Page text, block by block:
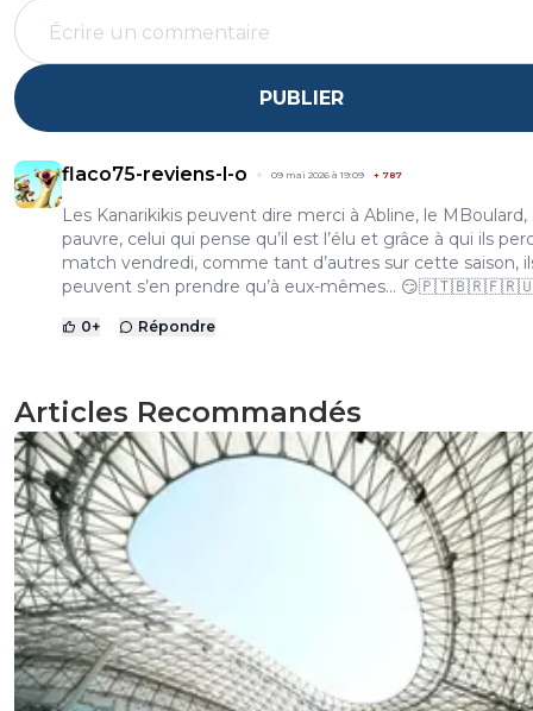
PUBLIER
flaco75-reviens-l-o 09 mai 2026 à 19:09 + 787
Les Kanarikikis peuvent dire merci à Abline, le MBoulard,
pauvre, celui qui pense qu’il est l’élu et grâce à qui ils
match vendredi, comme tant d’autres sur cette saison,
peuvent s’en prendre qu’à eux-mêmes…
0+ Répondre
Articles Recommandés